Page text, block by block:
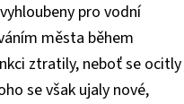
pro vodní
města během
ztratily, neboť se ocitly
se však ujaly nové,